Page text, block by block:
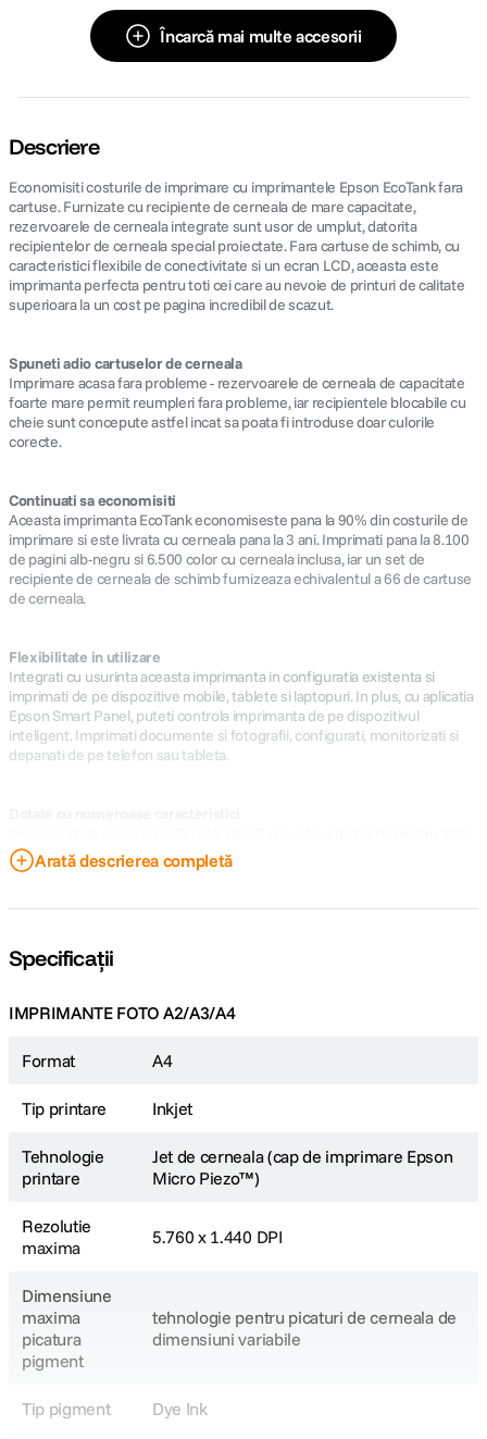
Încarcă mai multe accesorii
Descriere
Economisiti costurile de imprimare cu imprimantele Epson EcoTank fara
cartuse. Furnizate cu recipiente de cerneala de mare capacitate,
rezervoarele de cerneala integrate sunt usor de umplut, datorita
recipientelor de cerneala special proiectate. Fara cartuse de schimb, cu
caracteristici flexibile de conectivitate si un ecran LCD, aceasta este
imprimanta perfecta pentru toti cei care au nevoie de printuri de calitate
superioara la un cost pe pagina incredibil de scazut.
Spuneti adio cartuselor de cerneala
Imprimare acasa fara probleme - rezervoarele de cerneala de capacitate
foarte mare permit reumpleri fara probleme, iar recipientele blocabile cu
cheie sunt concepute astfel incat sa poata fi introduse doar culorile
corecte.
Continuati sa economisiti
Aceasta imprimanta EcoTank economiseste pana la 90% din costurile de
imprimare si este livrata cu cerneala pana la 3 ani. Imprimati pana la 8.100
de pagini alb-negru si 6.500 color cu cerneala inclusa, iar un set de
recipiente de cerneala de schimb furnizeaza echivalentul a 66 de cartuse
de cerneala.
Flexibilitate in utilizare
Integrati cu usurinta aceasta imprimanta in configuratia existenta si
imprimati de pe dispozitive mobile, tablete si laptopuri. In plus, cu aplicatia
Epson Smart Panel, puteti controla imprimanta de pe dispozitivul
inteligent. Imprimati documente si fotografii, configurati, monitorizati si
depanati de pe telefon sau tableta.
de coli, de imprimare foto fara margini (pana la 10x15 cm) si de viteze de
imprimare de pana la 10 pagini pe minut, puteti indeplini cu usurinta
Mărime minimă a picăturilor
3 pl, Cu tehnologie pentru picături de cerneală de dimensiuni variabile
Dye Ink
Rezoluţie imprimare
5.760 x 1.440 DPI
Arată descrierea completă
Specificații
IMPRIMANTE FOTO A2/A3/A4
Format A4
Tip printare Inkjet
Tehnologie
printare
Jet de cerneala (cap de imprimare Epson
Micro Piezo™)
Rezolutie
maxima
5.760 x 1.440 DPI
Dimensiune
maxima
picatura
pigment
tehnologie pentru picaturi de cerneala de
dimensiuni variabile
Tip pigment Dye Ink